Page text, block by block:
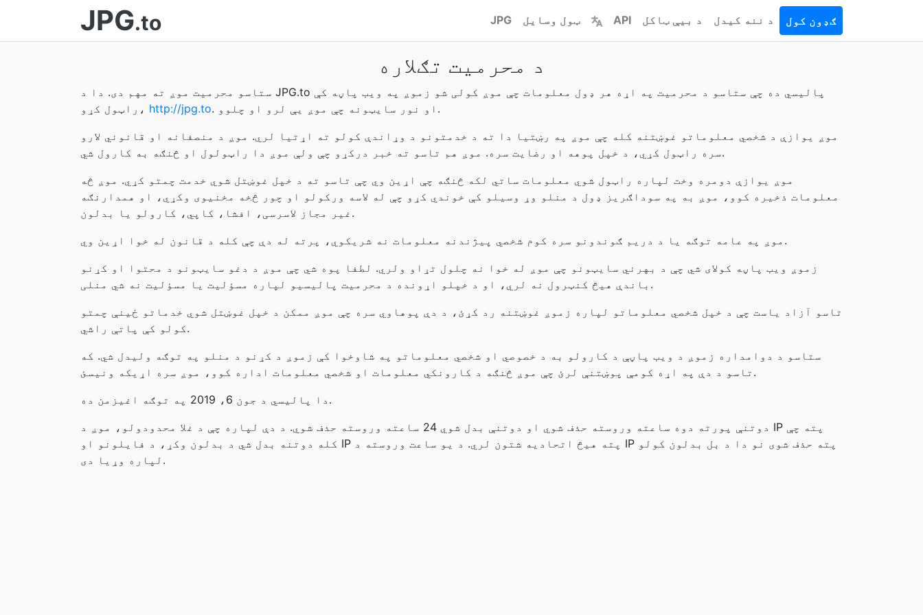
JPG.to JPG ټول وسایل API د بیې ټاکل د ننه کیدل ګډون کول
د محرمیت تګلاره
ستاسو محرمیت موږ ته مهم دی. دا د JPG.to پالیسي ده چې ستاسو د محرمیت په اړه هر ډول معلومات چې موږ کولی شو زموږ په ویب پاڼه کې
راټول کړو، http://jpg.to
. او نور سایټونه چې موږ یې لرو او چلوو.
موږ یوازې د شخصي معلوماتو غوښتنه کله چې موږ په رښتیا دا ته د خدمتونو د وړاندې کولو ته اړتيا لري. موږ د منصفانه او قانوني لارو
سره راټول کړي، د خپل پوهه او رضايت سره. موږ هم تاسو ته خبر درکړو چې ولې موږ دا راټولول او څنګه به کارول شي.
موږ یوازې دومره وخت لپاره راټول شوي معلومات ساتي لکه څنګه چې اړین وي چې تاسو ته د خپل غوښتل شوي خدمت چمتو کړي. موږ څه
معلومات ذخیره کوو، موږ به په سوداګریز ډول د منلو وړ وسیلو کې خوندي کړو چې له لاسه ورکولو او چور څخه مخنیوی وکړي، او همدارنګه
غیر مجاز لاسرسی، افشا، کاپي، کارولو یا بدلون.
موږ په عامه توګه یا د دریم ګوندونو سره کوم شخصي پیژندنه معلومات نه شریکوي، پرته له دې چې کله د قانون له خوا اړین وي.
زموږ ویب پاڼه کولای شي چې د بهرني سایټونو چې موږ له خوا نه چلول تړاو ولري. لطفا پوه شي چې موږ د دغو سایټونو د محتوا او کړنو
باندې هیڅ کنټرول نه لري، او د خپلو اړونده د محرمیت پالیسیو لپاره مسؤلیت یا مسؤلیت نه شي منلی.
تاسو آزاد یاست چې د خپل شخصي معلوماتو لپاره زموږ غوښتنه رد کړئ، د دې پوهاوي سره چې موږ ممکن د خپل غوښتل شوي خدماتو ځینې چمتو
کولو کې پاتې راشي.
ستاسو د دوامداره زموږ د ویب پاڼې د کارولو به د خصوصي او شخصي معلوماتو په شاوخوا کې زموږ د کړنو د منلو په توګه وليدل شي. که
تاسو د دې په اړه کومې پوښتنې لرئ چې موږ څنګه د کارونکي معلومات او شخصي معلومات اداره کوو، موږ سره اړیکه ونیسئ.
دا پالیسي د جون 6، 2019 په توګه اغیزمن ده.
دوتنې پورته دوه ساعته وروسته حذف شوي او دوتنې بدل شوي 24 ساعته وروسته حذف شوي. د دې لپاره چې د غلا محدودولو، موږ د IP پته چې
کله دوتنه بدل شي د بدلون وکړ، د فایلونو او IP پته هیڅ اتحادیه شتون لري. د يو ساعت وروسته د IP پته حذف شوی نو دا د بل بدلون کولو
لپاره وړیا دی.